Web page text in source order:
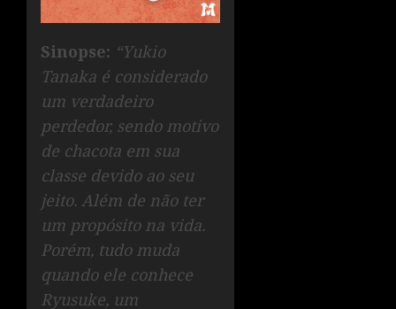
Sinopse: “Yukio
Tanaka é considerado
um verdadeiro
perdedor, sendo motivo
de chacota em sua
classe devido ao seu
jeito. Além de não ter
um propósito na vida.
Porém, tudo muda
quando ele conhece
Ryusuke, um